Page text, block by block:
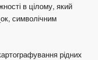
в цілому, який
символічним
рідних